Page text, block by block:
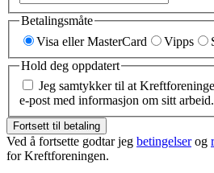
Betalingsmåte
Visa eller MasterCard
Vipps
Hold deg oppdatert
Jeg samtykker til at
e-post med informasjon om sitt arbeid.
Fortsett til betaling
Ved å fortsette godtar jeg betingelserog
for Kreftforeningen.